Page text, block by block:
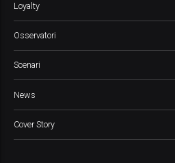
Loyalty
Osservatori
Scenari
News
Cover Story